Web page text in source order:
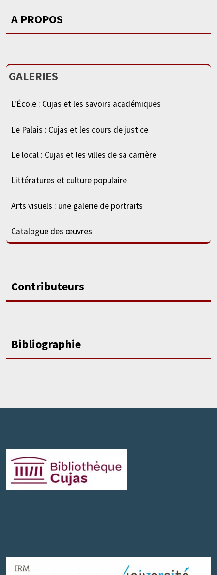
A PROPOS
GALERIES
L'École : Cujas et les savoirs académiques
Le Palais : Cujas et les cours de justice
Le local : Cujas et les villes de sa carrière
Littératures et culture populaire
Arts visuels : une galerie de portraits
Catalogue des œuvres
Contributeurs
Bibliographie